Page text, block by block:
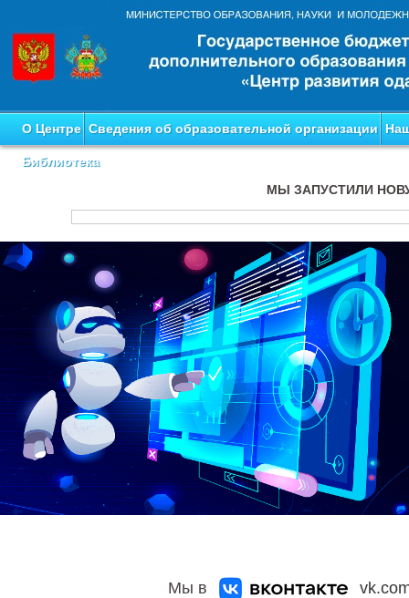
О Центре Сведения об образовательной организации
Библиотека
МЫ ЗАПУСТИЛИ
Мы в